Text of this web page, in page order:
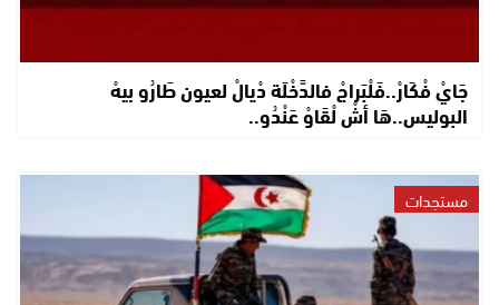
جَايْ فْكَارْ..فَلْبَراجْ فالدَّخْلَة دْيالْ لعيون طَارُو بيهْ
البوليس..هَا أشْ لْقَاوْ عَنْدُو..
مستجدات